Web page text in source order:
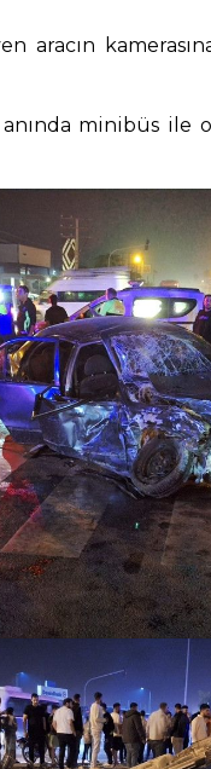
aracın
minibüs ile